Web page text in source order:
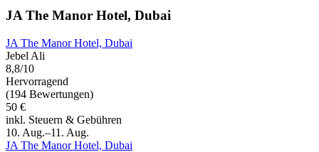
JA The Manor Hotel, Dubai
JA The Manor Hotel, Dubai
Jebel Ali
8,8/10
Hervorragend
(194 Bewertungen)
50 €
inkl. Steuern & Gebühren
10. Aug.–11. Aug.
JA The Manor Hotel, Dubai